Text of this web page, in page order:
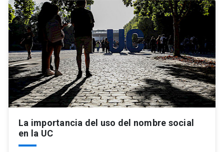
Vinculación
Universidad
Información para keyboard_arrow_down
Futuros estudiantes
Académicos
Go to english site launch
Admisión launch
La importancia del uso del nombre social
en la UC